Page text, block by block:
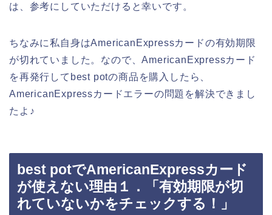
は、参考にしていただけると幸いです。
ちなみに私自身はAmericanExpressカードの有効期限
が切れていました。なので、AmericanExpressカード
を再発行してbest potの商品を購入したら、
AmericanExpressカードエラーの問題を解決できまし
たよ♪
best potでAmericanExpressカード
が使えない理由１．「有効期限が切
れていないかをチェックする！」